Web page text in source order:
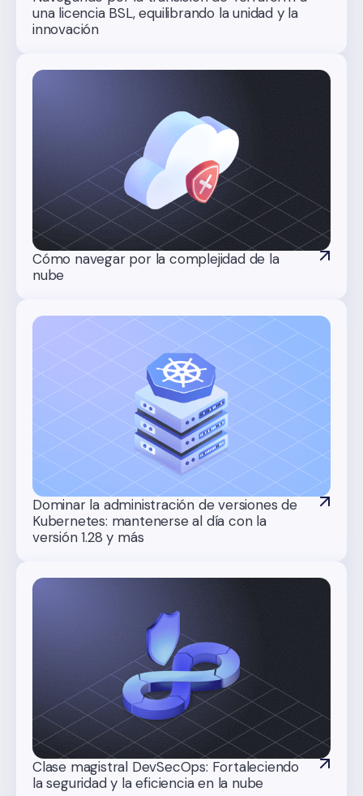
una licencia BSL, equilibrando la unidad y la
innovación
Cómo navegar por la complejidad de la
nube
Dominar la administración de versiones de
Kubernetes: mantenerse al día con la
versión 1.28 y más
Clase magistral DevSecOps: Fortaleciendo
la seguridad y la eficiencia en la nube